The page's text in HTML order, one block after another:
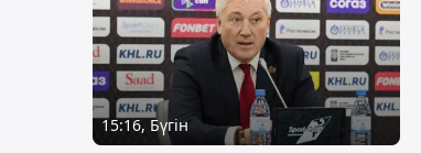
15:16, Бүгін